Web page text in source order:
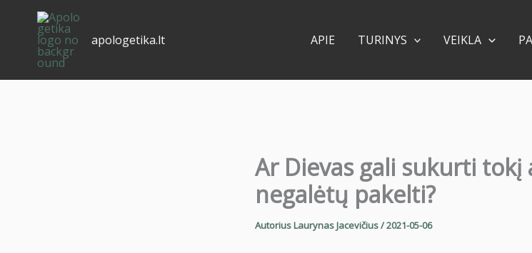
apologetika.lt APIE TURINYS VEIKLA
Ar Dievas gali sukurti
negalėtų pakelti?
AutoriusLaurynas Jacevičius/2021-05-06